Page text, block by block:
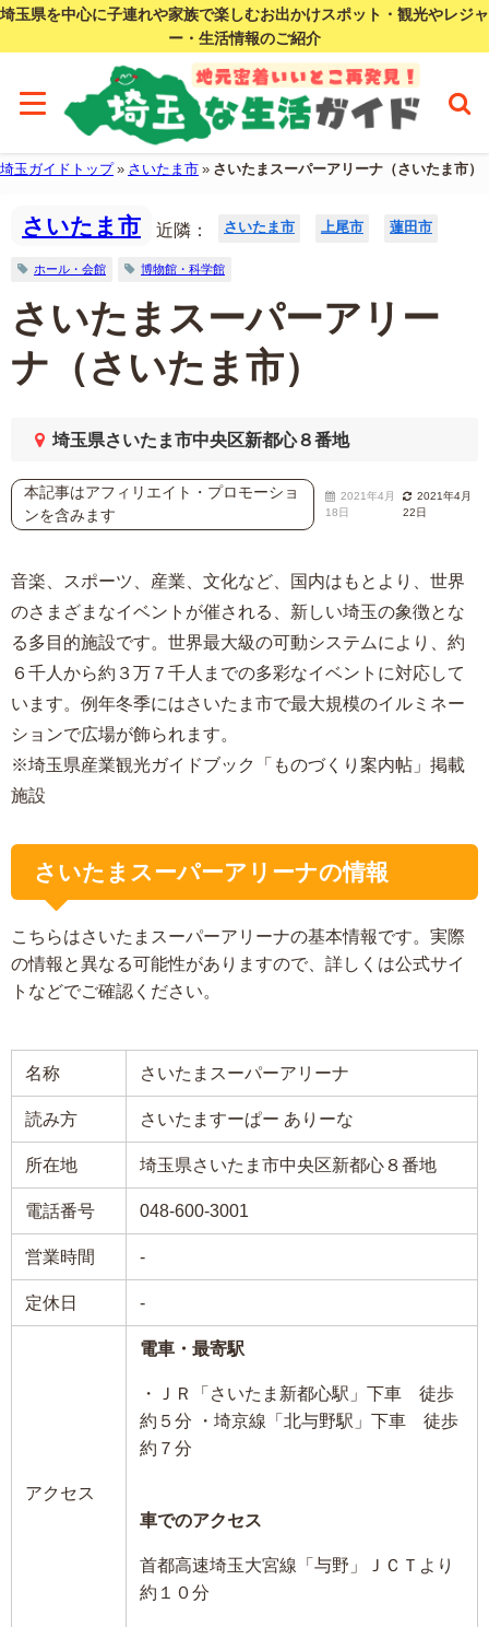
埼玉県を中心に子連れや家族で楽しむお出かけスポット・観光やレジャ
ー・生活情報のご紹介
埼玉ガイドトップ» さいたま市 » さいたまスーパーアリーナ（さいたま市）
さいたま市 近隣： さいたま市 上尾市 蓮田市
ホール・会館 博物館・科学館
さいたまスーパーアリー
ナ（さいたま市）
埼玉県さいたま市中央区新都心８番地
本記事はアフィリエイト・プロモーショ
ンを含みます
2021年4月
18日
2021年4月
22日
音楽、スポーツ、産業、文化など、国内はもとより、世界
のさまざまなイベントが催される、新しい埼玉の象徴とな
る多目的施設です。世界最大級の可動システムにより、約
６千人から約３万７千人までの多彩なイベントに対応して
います。例年冬季にはさいたま市で最大規模のイルミネー
ションで広場が飾られます。
※埼玉県産業観光ガイドブック「ものづくり案内帖」掲載
施設
さいたまスーパーアリーナの情報
こちらはさいたまスーパーアリーナの基本情報です。実際
の情報と異なる可能性がありますので、詳しくは公式サイ
トなどでご確認ください。
名称 さいたまスーパーアリーナ
読み方 さいたますーぱー ありーな
所在地 埼玉県さいたま市中央区新都心８番地
電話番号 048-600-3001
営業時間 -
定休日 -
アクセス
電車・最寄駅
・ＪＲ「さいたま新都心駅」下車 徒歩
約５分 ・埼京線「北与野駅」下車 徒歩
約７分
車でのアクセス
首都高速埼玉大宮線「与野」ＪＣＴより
約１０分